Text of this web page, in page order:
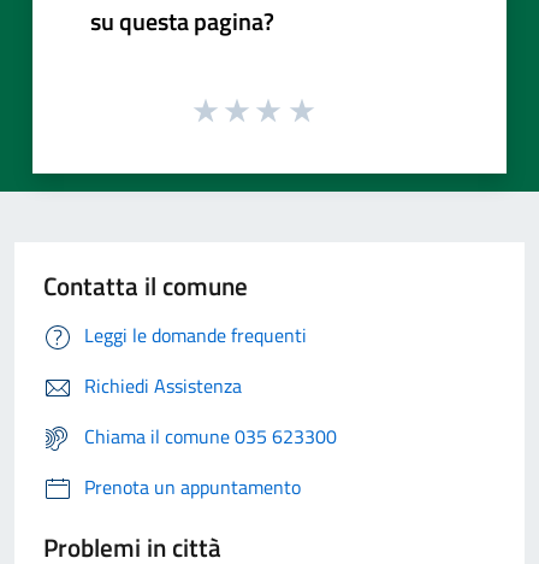
su questa pagina?
Contatta il comune
Leggi le domande frequenti
Richiedi Assistenza
Chiama il comune 035 623300
Prenota un appuntamento
Problemi in città